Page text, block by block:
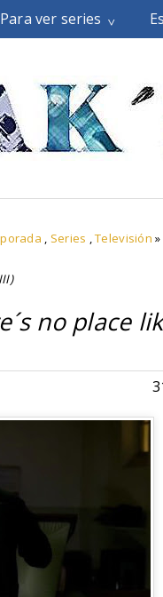
Para ver series
, Series ,Televisión »
no place